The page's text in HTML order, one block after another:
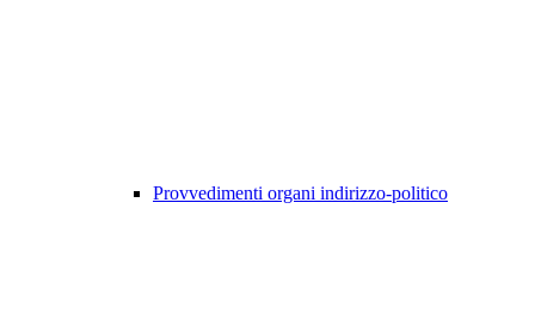
Provvedimenti organi indirizzo-politico